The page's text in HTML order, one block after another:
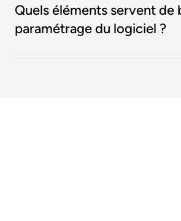
Quels éléments servent de
paramétrage du logiciel ?